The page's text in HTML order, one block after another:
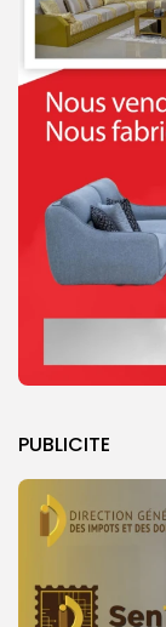
PUBLICITE